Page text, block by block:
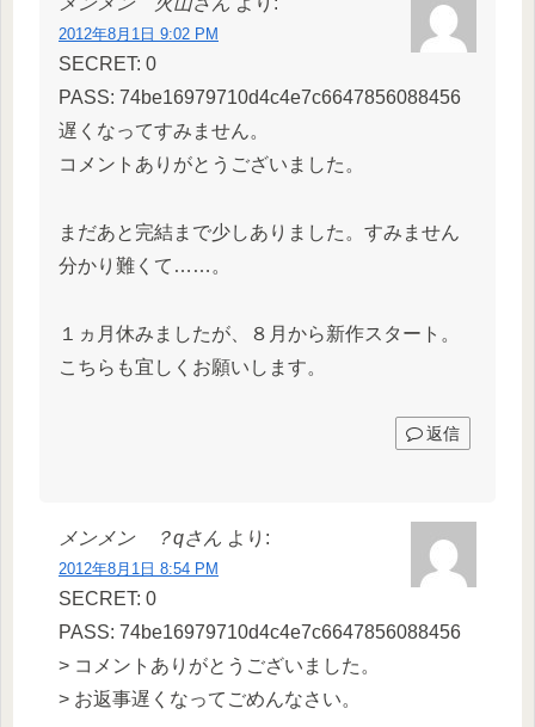
2012年8月1日 9:02 PM
SECRET: 0
PASS: 74be16979710d4c4e7c6647856088456
遅くなってすみません。
コメントありがとうございました。
まだあと完結まで少しありました。すみません
分かり難くて……。
１ヵ月休みましたが、８月から新作スタート。
こちらも宜しくお願いします。
返信
メンメン ？qさん より:
2012年8月1日 8:54 PM
SECRET: 0
PASS: 74be16979710d4c4e7c6647856088456
> コメントありがとうございました。
> お返事遅くなってごめんなさい。